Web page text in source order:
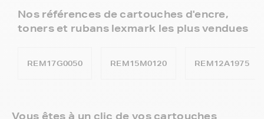
Nos références de cartouches d'encre,
toners et rubans lexmark les plus vendues
REM17G0050 REM15M0120 REM12A1975
Vous êtes à un clic de vos cartouches